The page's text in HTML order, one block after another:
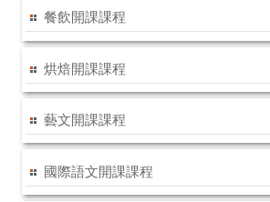
餐飲開課課程
烘焙開課課程
藝文開課課程
國際語文開課課程